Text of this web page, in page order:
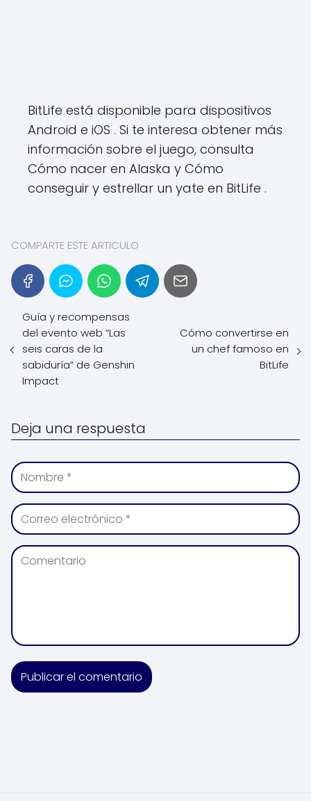
BitLife está disponible para dispositivos
Android e iOS . Si te interesa obtener más
información sobre el juego, consulta
Cómo nacer en Alaska y Cómo
conseguir y estrellar un yate en BitLife .
COMPARTE ESTE ARTICULO
Guía y recompensas
del evento web “Las
seis caras de la
sabiduría” de Genshin
Impact
Cómo convertirse en
un chef famoso en
BitLife
Deja una respuesta